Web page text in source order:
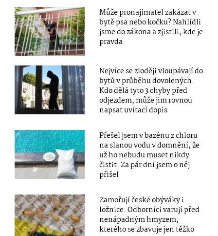
Může pronajímatel zakázat v
bytě psa nebo kočku? Nahlídli
jsme do zákona a zjistili, kde je
pravda
Nejvíce se zloději vloupávají do
bytů v průběhu dovolených.
Kdo dělá tyto 3 chyby před
odjezdem, může jim rovnou
napsat uvítací dopis
Přešel jsem v bazénu z chloru
na slanou vodu v domnění, že
už ho nebudu muset nikdy
čistit. Za pár dní jsem o něj
přišel
Zamořují české obýváky i
ložnice: Odborníci varují před
nenápadným hmyzem,
kterého se zbavuje jen těžko